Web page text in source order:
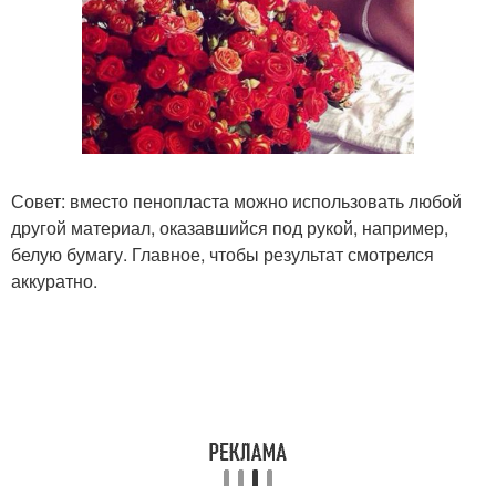
Совет: вместо пенопласта можно использовать любой
другой материал, оказавшийся под рукой, например,
белую бумагу. Главное, чтобы результат смотрелся
аккуратно.